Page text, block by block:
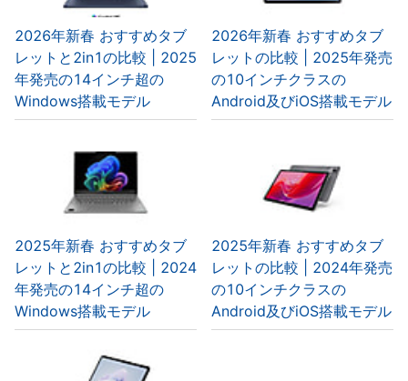
2026年新春 おすすめタブ
レットと2in1の比較 | 2025
年発売の14インチ超の
Windows搭載モデル
2026年新春 おすすめタブ
レットの比較 | 2025年発売
の10インチクラスの
Android及びiOS搭載モデル
2025年新春 おすすめタブ
レットと2in1の比較 | 2024
年発売の14インチ超の
Windows搭載モデル
2025年新春 おすすめタブ
レットの比較 | 2024年発売
の10インチクラスの
Android及びiOS搭載モデル